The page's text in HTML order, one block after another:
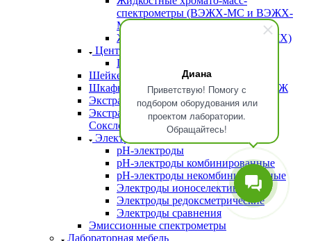
Диана
Приветствую! Помогу с
подбором оборудования или
проектом лаборатории.
Обращайтесь!
спектрометры (ВЭЖХ-МС и ВЭЖХ-
МС/МС)
Жидкостные хроматографы (ВЭЖХ)
Центрифуги
Центрифуги напольные
Шейкеры
Шкафы лабораторные для хранения ЛВЖ
Экстракторы
Экстракторы жира (анализаторы по
Сокслету)
Электроды
рН-электроды
рН-электроды комбинированные
рН-электроды некомбинированные
Электроды ионоселективные
Электроды редоксметрические
Электроды сравнения
Эмиссионные спектрометры
Лабораторная мебель